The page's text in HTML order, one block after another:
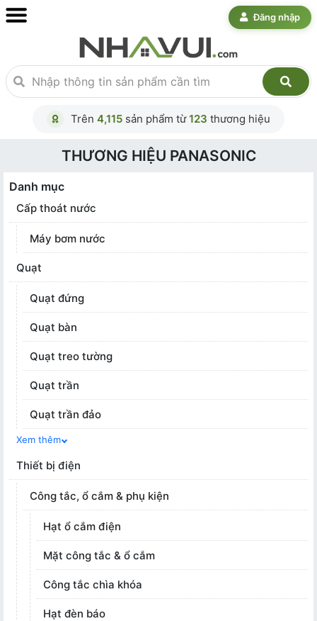
Đăng nhập
Trên 4,115 sản phẩm từ123 thương hiệu
THƯƠNG HIỆU PANASONIC
Danh mục
Cấp thoát nước
Máy bơm nước
Quạt
Quạt đứng
Quạt bàn
Quạt treo tường
Quạt trần
Quạt trần đảo
Xem thêm
Thiết bị điện
Công tắc, ổ cắm & phụ kiện
Hạt ổ cắm điện
Mặt công tắc & ổ cắm
Công tắc chìa khóa
Hạt đèn báo